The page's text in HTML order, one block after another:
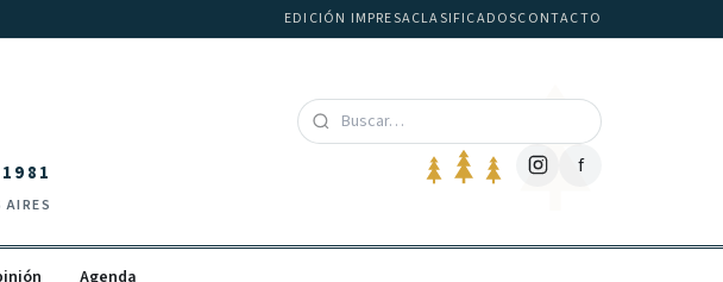
EDICIÓN IMPRESACLASIFICADOSCONTACTO
AIRES
f
Agenda